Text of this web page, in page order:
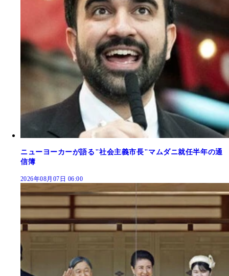
ニューヨーカーが語る"社会主義市長"マムダニ就任半年の通
信簿
2026年08月07日 06:00